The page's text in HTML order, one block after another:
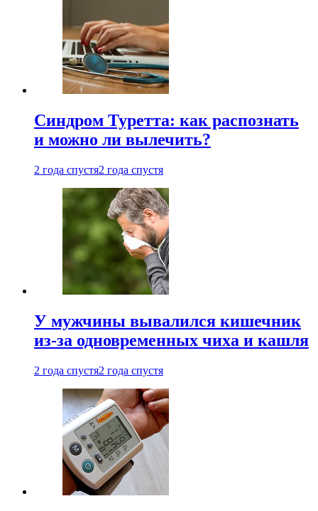
Синдром Туретта: как распознать
и можно ли вылечить?
2 года спустя2 года спустя
У мужчины вывалился кишечник
из-за одновременных чиха и кашля
2 года спустя2 года спустя